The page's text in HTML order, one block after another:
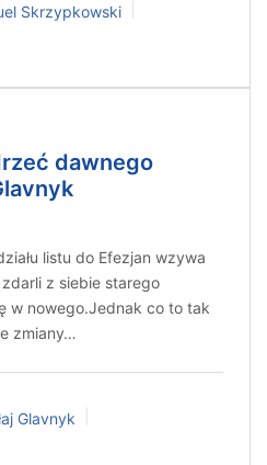
Skrzypkowski
dawnego
listu do Efezjan wzywa
z siebie starego
w nowego.Jednak co to tak
zmiany…
Glavnyk